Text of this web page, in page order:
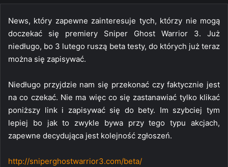
News, który zapewne zainteresuje tych, którzy nie mogą
doczekać się premiery Sniper Ghost Warrior 3. Już
niedługo, bo 3 lutego ruszą beta testy, do których już teraz
można się zapisywać.
Niedługo przyjdzie nam się przekonać czy faktycznie jest
na co czekać. Nie ma więc co się zastanawiać tylko klikać
poniższy link i zapisywać się do bety. Im szybciej tym
lepiej bo jak to zwykle bywa przy tego typu akcjach,
zapewne decydująca jest kolejność zgłoszeń.
http://sniperghostwarrior3.com/beta/